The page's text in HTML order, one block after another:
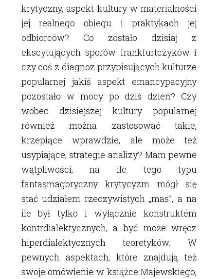
krytyczny, aspekt kultury w materialności
jej realnego obiegu i praktykach jej
odbiorców? Co zostało dzisiaj z
ekscytujących sporów frankfurtczyków i
czy coś z diagnoz przypisujących kulturze
popularnej jakiś aspekt emancypacyjny
pozostało w mocy po dziś dzień? Czy
wobec dzisiejszej kultury popularnej
również można zastosować takie,
krzepiące wprawdzie, ale może też
usypiające, strategie analizy? Mam pewne
wątpliwości, na ile tego typu
fantasmagoryczny krytycyzm mógł się
stać udziałem rzeczywistych „mas”, a na
ile był tylko i wyłącznie konstruktem
kontrdialektycznych, a być może wręcz
hiperdialektycznych teoretyków. W
pewnych aspektach, które znajdują też
swoje omówienie w książce Majewskiego,